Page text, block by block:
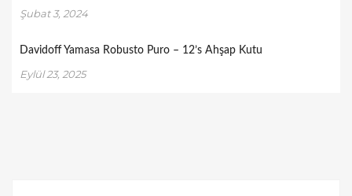
Şubat 3, 2024
Davidoff Yamasa Robusto Puro – 12’s Ahşap Kutu
Eylül 23, 2025